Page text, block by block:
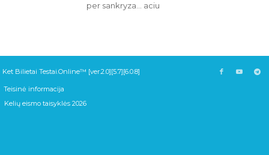
per sankryza… aciu
Ket Bilietai Testai.Online™ [ver.2.0][5.7][6.0.8]
Teisinė informacija
Kelių eismo taisyklės 2026